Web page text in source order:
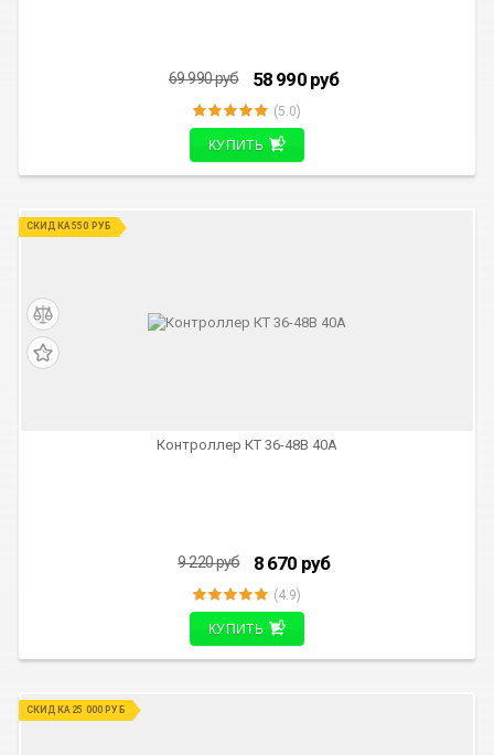
69 990руб 58 990 руб
(5.0)
КУПИТЬ
Контроллер КТ 36-48В 40А
9 220руб 8 670 руб
(4.9)
КУПИТЬ